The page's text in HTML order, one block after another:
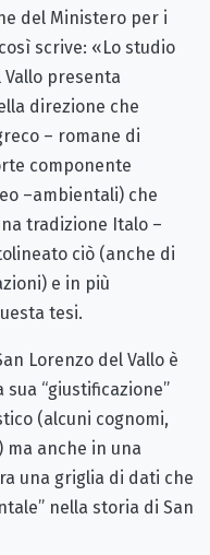
del Ministero per i
scrive: «Lo studio
presenta
direzione che
– romane di
componente
–ambientali) che
tradizione Italo –
ciò (anche di
e in più
tesi.
Lorenzo del Vallo è
“giustificazione”
(alcuni cognomi,
anche in una
una griglia di dati che
nella storia di San